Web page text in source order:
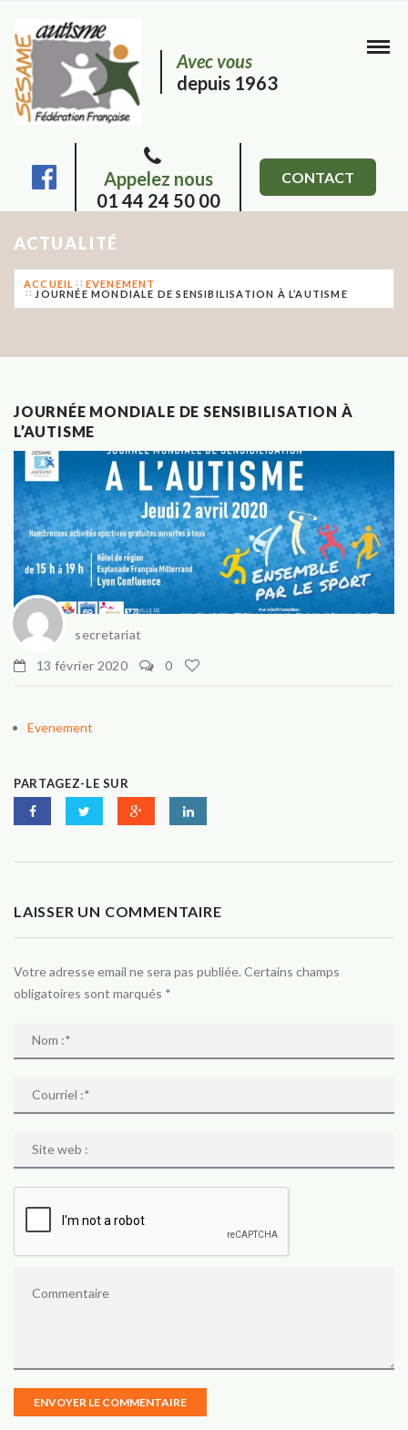
Avec vous
depuis 1963
Appelez nous
01 44 24 50 00
CONTACT
ACTUALITÉ
ACCUEIL
EVENEMENT
JOURNÉE MONDIALE DE SENSIBILISATION À L’AUTISME
JOURNÉE MONDIALE DE SENSIBILISATION À
L’AUTISME
secretariat
13 février 2020
0
Evenement
PARTAGEZ-LE SUR
LAISSER UN COMMENTAIRE
Votre adresse email ne sera pas publiée. Certains champs
obligatoires sont marqués *